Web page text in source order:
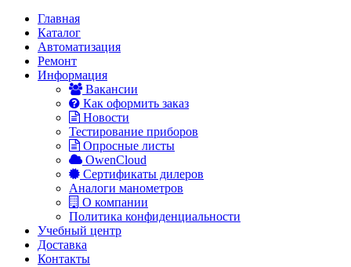
Главная
Каталог
Автоматизация
Ремонт
Информация
Вакансии
Как оформить заказ
Новости
Тестирование приборов
Опросные листы
OwenCloud
Сертификаты дилеров
Аналоги манометров
О компании
Политика конфиденциальности
Учебный центр
Доставка
Контакты